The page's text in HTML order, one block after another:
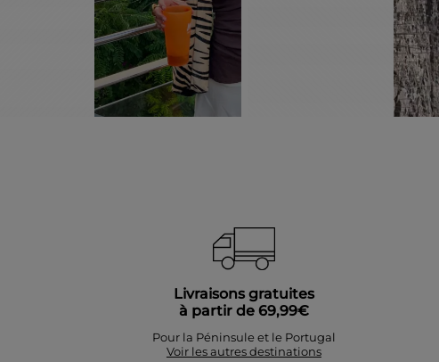
Livraisons gratuites
à partir de 69,99€
Pour la Péninsule et le Portugal
Voir les autres destinations